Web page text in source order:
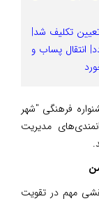
تکلیف شد|
انتقال پساب و
فرهنگی "شهر
مدیریت
مهم در تقویت